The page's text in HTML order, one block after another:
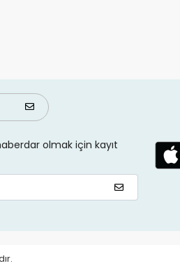
olmak için kayıt